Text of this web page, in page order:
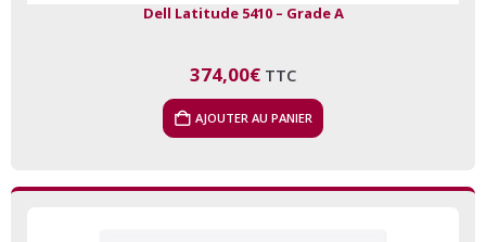
Dell Latitude 5410 – Grade A
374,00€ TTC
AJOUTER AU PANIER